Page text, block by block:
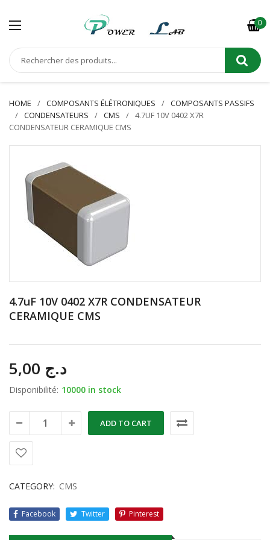
0
HOME COMPOSANTS ÉLÉTRONIQUES
COMPOSANTS PASSIFS
CONDENSATEURS
CMS
4.7UF 10V 0402 X7R
CONDENSATEUR CERAMIQUE CMS
4.7uF 10V 0402 X7R CONDENSATEUR
CERAMIQUE CMS
د.ج
Disponibilité: 10000 in stock
ADD TO CART
CATEGORY: CMS
Facebook Twitter Pinterest